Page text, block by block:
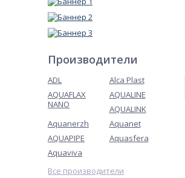
Производители
ADL
Alca Plast
AQUAFLAX
NANO
AQUALINE
AQUALINK
Aquanerzh
Aquanet
AQUAPIPE
Aquasfera
Aquaviva
Все производители